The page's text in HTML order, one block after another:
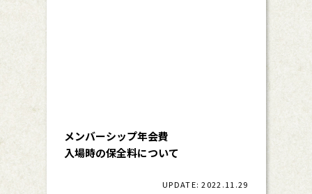
メンバーシップ年会費
入場時の保全料について
UPDATE: 2022.11.29